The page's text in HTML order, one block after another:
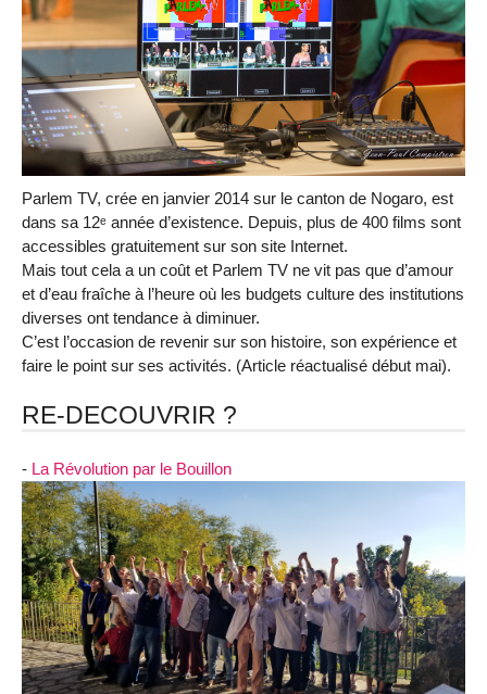
Parlem TV, crée en janvier 2014 sur le canton de Nogaro, est
dans sa 12ᵉ année d’existence. Depuis, plus de 400 films sont
accessibles gratuitement sur son site Internet.
Mais tout cela a un coût et Parlem TV ne vit pas que d’amour
et d’eau fraîche à l’heure où les budgets culture des institutions
diverses ont tendance à diminuer.
C’est l’occasion de revenir sur son histoire, son expérience et
faire le point sur ses activités. (Article réactualisé début mai).
RE-DECOUVRIR ?
- La Révolution par le Bouillon